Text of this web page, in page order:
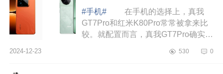
比哪个好
#手机#
在手机的选择上，真我
GT7Pro和红米K80Pro常常被拿来比
较。就配置而言，真我GT7Pro确实有
在一个较为明显的短板，那就是其售
2024-12-23 530 0